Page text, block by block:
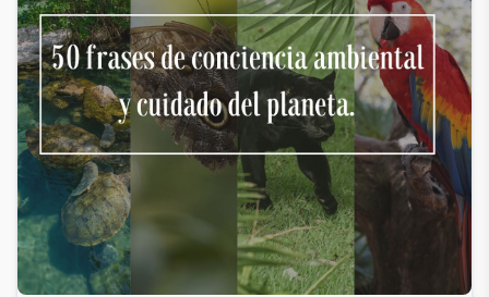
Acepto
recibir
correos
de
Grupo
Xcaret
Otorgo mi
permiso
para
suscribirme